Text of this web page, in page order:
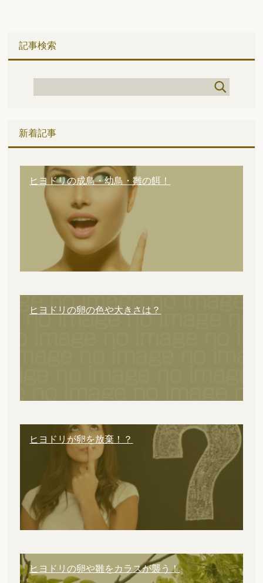
記事検索
新着記事
ヒヨドリの成鳥・幼鳥・雛の餌！
ヒヨドリの卵の色や大きさは？
ヒヨドリが卵を放棄！？
ヒヨドリの卵や雛をカラスが襲う！